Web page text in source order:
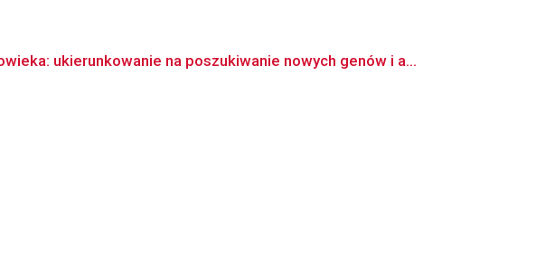
ukierunkowanie na poszukiwanie nowych genów i a...